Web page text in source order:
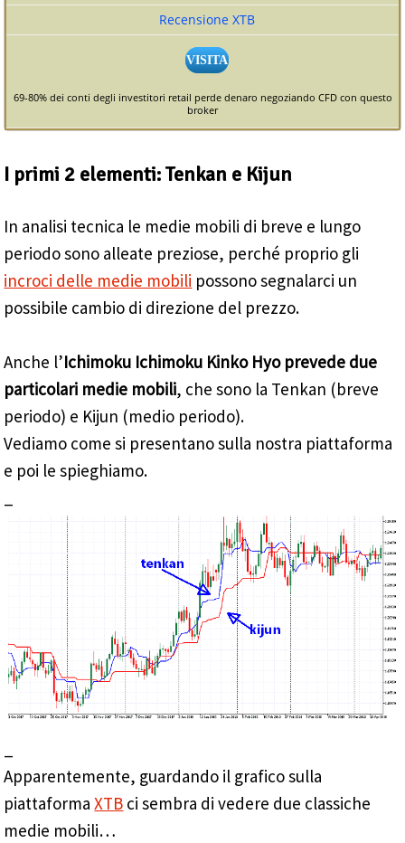
Recensione XTB
VISITA
69-80% dei conti degli investitori retail perde denaro negoziando CFD con questo
broker
I primi 2 elementi: Tenkan e Kijun
In analisi tecnica le medie mobili di breve e lungo
periodo sono alleate preziose, perché proprio gli
incroci delle medie mobili possono segnalarci un
possibile cambio di direzione del prezzo.
Anche l’Ichimoku Ichimoku Kinko Hyo prevede due
particolari medie mobili, che sono la Tenkan (breve
periodo) e Kijun (medio periodo).
Vediamo come si presentano sulla nostra piattaforma
e poi le spieghiamo.
Apparentemente, guardando il grafico sulla
piattaformaXTB ci sembra di vedere due classiche
medie mobili…